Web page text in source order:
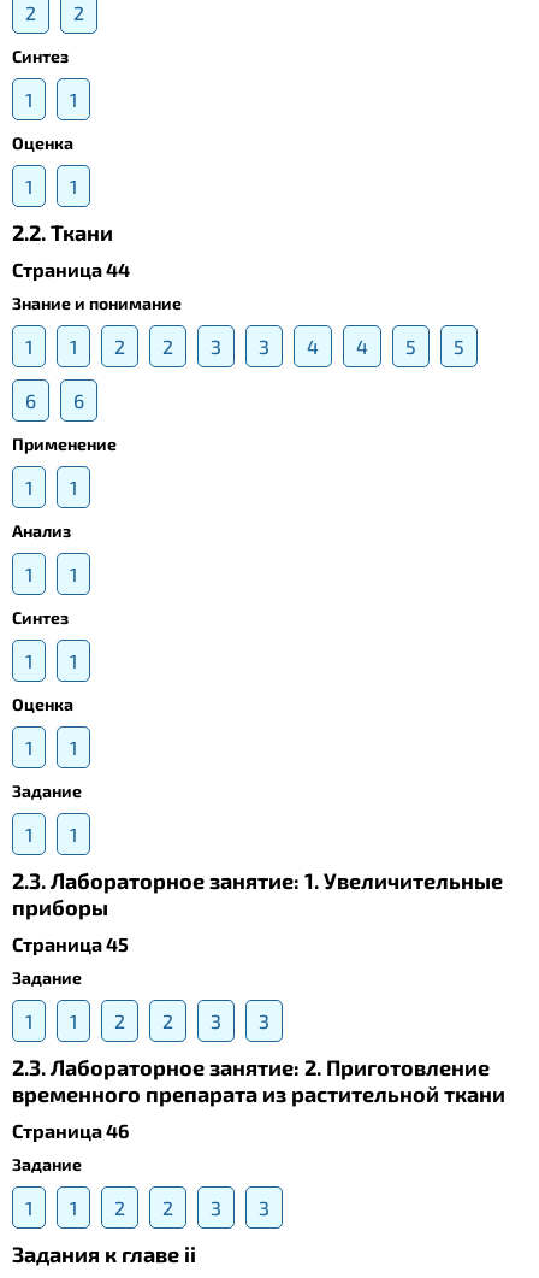
2 2
Синтез
1 1
Оценка
1 1
2.2. Ткани
Страница 44
Знание и понимание
1 1 2 2 3 3 4 4 5 5
6 6
Применение
1 1
Анализ
1 1
Синтез
1 1
Оценка
1 1
Задание
1 1
2.3. Лабораторное занятие: 1. Увеличительные
приборы
Страница 45
Задание
1 1 2 2 3 3
2.3. Лабораторное занятие: 2. Приготовление
временного препарата из растительной ткани
Страница 46
Задание
1 1 2 2 3 3
Задания к главе ii